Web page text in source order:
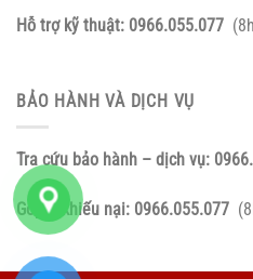
Hỗ trợ kỹ thuật: 0966.055.077
BẢO HÀNH VÀ DỊCH VỤ
Tra cứu bảo hành – dịch vụ:
Góp ý, khiếu nại: 0966.055.077